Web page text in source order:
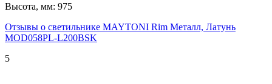
Высота, мм: 975
Отзывы о светильнике MAYTONI Rim Металл, Латунь
MOD058PL-L200BSK
5